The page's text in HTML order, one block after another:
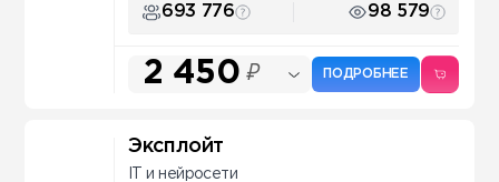
693 776 98 579
2 450 ₽ ПОДРОБНЕЕ
Эксплойт
IT и нейросети